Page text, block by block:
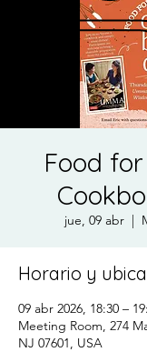
Food
jue, 09 abr
  |
Horario y
09 abr 2026, 18:30 –
Meeting Room, 274
NJ 07601, USA